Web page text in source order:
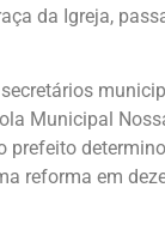
da Igreja,
Municipal
reforma em